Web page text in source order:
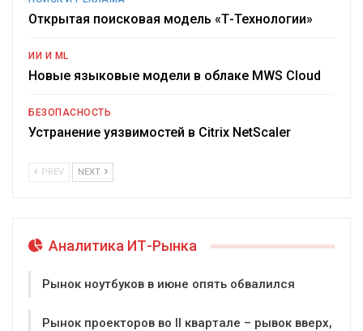
Открытая поисковая модель «Т-Технологии»
ИИ И ML
Новые языковые модели в облаке MWS Cloud
БЕЗОПАСНОСТЬ
Устранение уязвимостей в Citrix NetScaler
PREV NEXT
Аналитика ИТ-Рынка
Рынок ноутбуков в июне опять обвалился
Рынок проекторов во II квартале – рывок вверх,